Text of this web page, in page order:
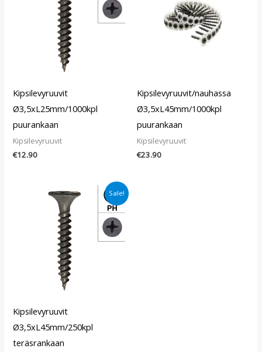
Kipsilevyruuvit
Ø3,5xL25mm/1000kpl
puurankaan
Kipsilevyruuvit
€12.90
Kipsilevyruuvit/nauhassa
Ø3,5xL45mm/1000kpl
puurankaan
Kipsilevyruuvit
€23.90
Sale!
Kipsilevyruuvit
Ø3,5xL45mm/250kpl
teräsrankaan
Alkuperäinen
hinta
Nykyinen
hinta
on:
€6.80.